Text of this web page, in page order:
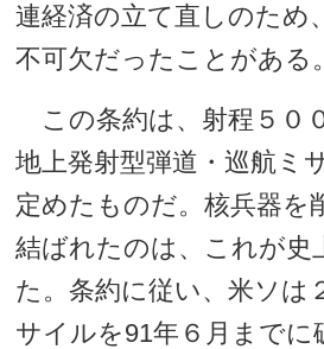
連経済の立て直しのため
不可欠だったことがある。
この条約は、射程５０
地上発射型弾道・巡航ミ
定めたものだ。核兵器を
結ばれたのは、これが史
た。条約に従い、米ソは
サイルを91年６月までに